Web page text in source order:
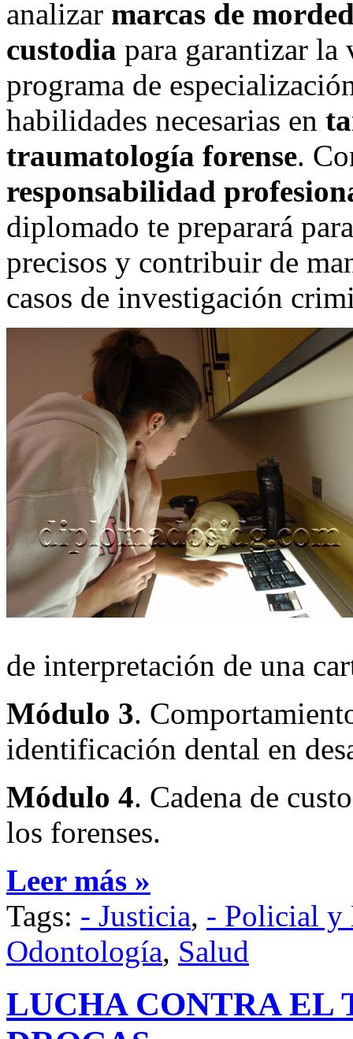
analizar marcas de
custodia para garantizar la
programa de
habilidades necesarias en
traumatología forense.
responsabilidad
diplomado te preparará
precisos y contribuir de
casos de investigación
de interpretación de una
Módulo 3.
identificación dental en
Módulo 4. Cadena de
los forenses.
Leer más »
Tags: - Justicia, - Policial
Odontología, Salud
LUCHA CONTRA